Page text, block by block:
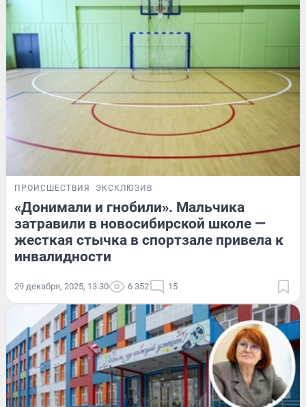
ПРОИСШЕСТВИЯ ЭКСКЛЮЗИВ
«Донимали и гнобили». Мальчика
затравили в новосибирской школе —
жесткая стычка в спортзале привела к
инвалидности
29 декабря, 2025, 13:30 6 352 15